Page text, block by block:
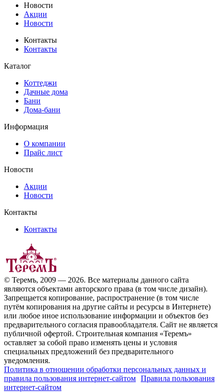
Новости
Акции
Новости
Контакты
Контакты
Каталог
Коттеджи
Дачные дома
Бани
Дома-бани
Информация
О компании
Прайс лист
Новости
Акции
Новости
Контакты
Контакты
© Теремъ, 2009 — 2026. Все материалы данного сайта
являются объектами авторского права (в том числе дизайн).
Запрещается копирование, распространение (в том числе
путём копирования на другие сайты и ресурсы в Интернете)
или любое иное использование информации и объектов без
предварительного согласия правообладателя. Cайт не является
публичной офертой. Строительная компания «Теремъ»
оставляет за собой право изменять цены и условия
специальных предложений без предварительного
уведомления.
Политика в отношении обработки персональных данных и
правила пользования интернет-сайтом Правила пользования
интернет-сайтом